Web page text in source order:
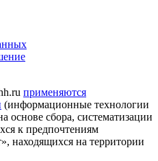
применяются
(информационные технологии
основе сбора, систематизации
к предпочтениям
находящихся на территории